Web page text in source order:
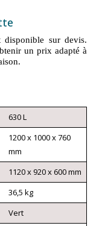
disponible sur devis.
un prix adapté à
630 L
1200 x 1000 x 760
mm
1120 x 920 x 600 mm
36,5 kg
Vert